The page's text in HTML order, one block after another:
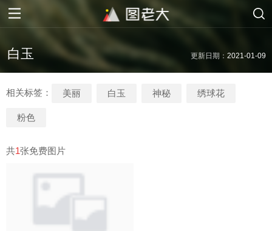
白玉 更新日期： 2021-01-09
相关标签： 美丽 白玉 神秘 绣球花
粉色
共1张免费图片